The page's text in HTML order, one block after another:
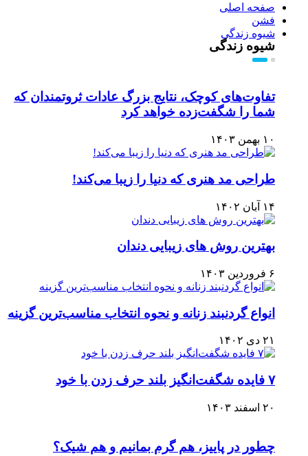
صفحه اصلی
فشن
شیوه زندگی
شیوه زندگی
تفاوت‌های کوچک، نتایج بزرگ عادات ثروتمندان که
شما را شگفت‌زده خواهد کرد
۱۰ بهمن ۱۴۰۳
طراحی مد هنری که دنیا را زیبا می‌کند!
۱۴ آبان ۱۴۰۲
بهترین روش های زیبایی دندان
۶ فروردین ۱۴۰۳
انواع گردنبند زنانه و نحوه انتخاب مناسب‌ترین گزینه
۲۱ دی ۱۴۰۲
۷ فایده شگفت‌انگیز بلند حرف زدن با خود
۲۰ اسفند ۱۴۰۳
چطور در پاییز، هم گرم بمانیم و هم شیک؟